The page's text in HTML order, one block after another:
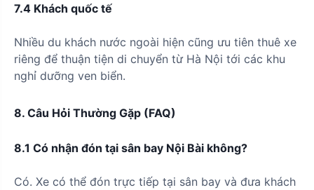
7.4 Khách quốc tế
Nhiều du khách nước ngoài hiện cũng ưu tiên thuê xe
riêng để thuận tiện di chuyển từ Hà Nội tới các khu
nghỉ dưỡng ven biển.
8. Câu Hỏi Thường Gặp (FAQ)
8.1 Có nhận đón tại sân bay Nội Bài không?
Có. Xe có thể đón trực tiếp tại sân bay và đưa khách